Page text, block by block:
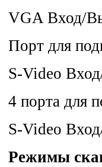
VGA Вход/
Порт для
S-Video
4 порта для
S-Video
Режимы